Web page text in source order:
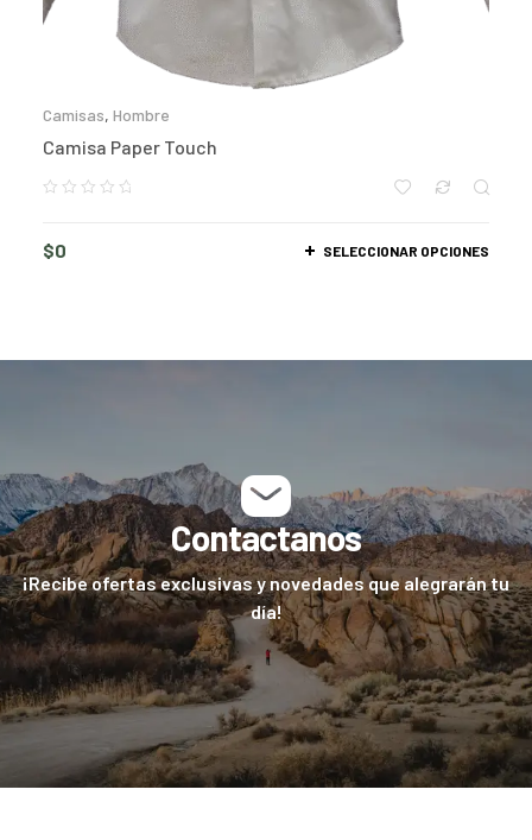
Camisas, Hombre
Camisa Paper Touch
$0 SELECCIONAR OPCIONES
Contactanos
¡Recibe ofertas exclusivas y novedades que alegrarán tu
día!